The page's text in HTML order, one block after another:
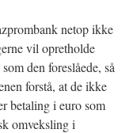
netop ikke
vil opretholde
den foreslåede, så
forstå, at de ikke
betaling i euro som
omveksling i